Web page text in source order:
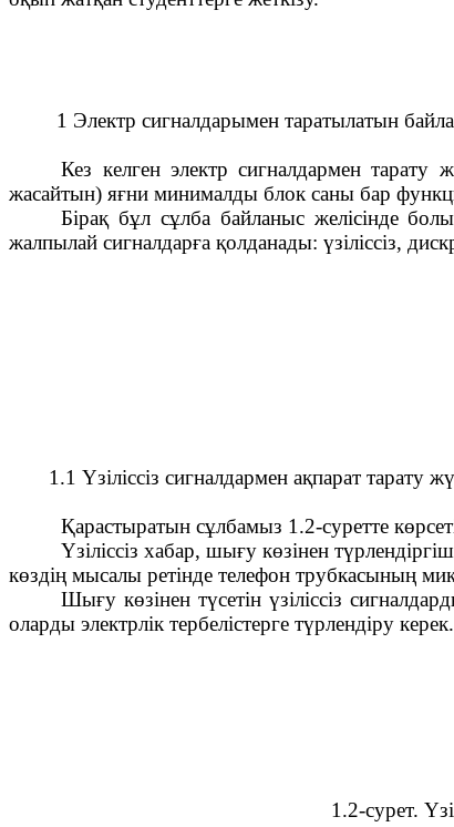
1 Электр сигналдарымен таратылатын
Кез келген электр сигналдармен
жасайтын) яғни минималды блок саны бар
Бірақ бұл сұлба байланыс желісінде
жалпылай сигналдарға қолданады: үзіліссіз,
1.1 Үзіліссіз сигналдармен ақпарат тарату
Қарастыратын сұлбамыз 1.2-суретте
Үзіліссіз хабар, шығу көзінен
көздің мысалы ретінде телефон трубкасының
Шығу көзінен түсетін үзіліссіз
оларды электрлік тербелістерге түрлендіру
1.2-сурет.